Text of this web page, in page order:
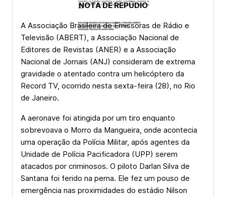
NOTA DE REPÚDIO
A Associação Brasileira de Emissoras de Rádio e
Televisão (ABERT), a Associação Nacional de
Editores de Revistas (ANER) e a Associação
Nacional de Jornais (ANJ) consideram de extrema
gravidade o atentado contra um helicóptero da
Record TV, ocorrido nesta sexta-feira (28), no Rio
de Janeiro.
A aeronave foi atingida por um tiro enquanto
sobrevoava o Morro da Mangueira, onde acontecia
uma operação da Polícia Militar, após agentes da
Unidade de Polícia Pacificadora (UPP) serem
atacados por criminosos. O piloto Darlan Silva de
Santana foi ferido na perna. Ele fez um pouso de
emergência nas proximidades do estádio Nilson